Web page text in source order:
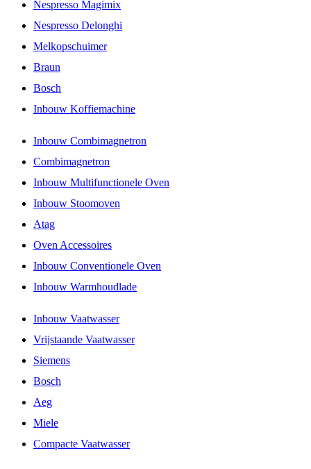
Nespresso Magimix
Nespresso Delonghi
Melkopschuimer
Braun
Bosch
Inbouw Koffiemachine
Inbouw Combimagnetron
Combimagnetron
Inbouw Multifunctionele Oven
Inbouw Stoomoven
Atag
Oven Accessoires
Inbouw Conventionele Oven
Inbouw Warmhoudlade
Inbouw Vaatwasser
Vrijstaande Vaatwasser
Siemens
Bosch
Aeg
Miele
Compacte Vaatwasser